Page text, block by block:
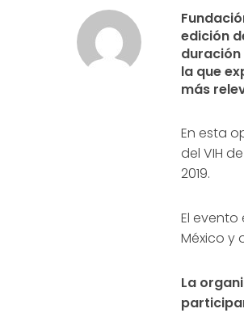
edición
duración
la que
más
En esta
del VIH
2019.
El
México y
La